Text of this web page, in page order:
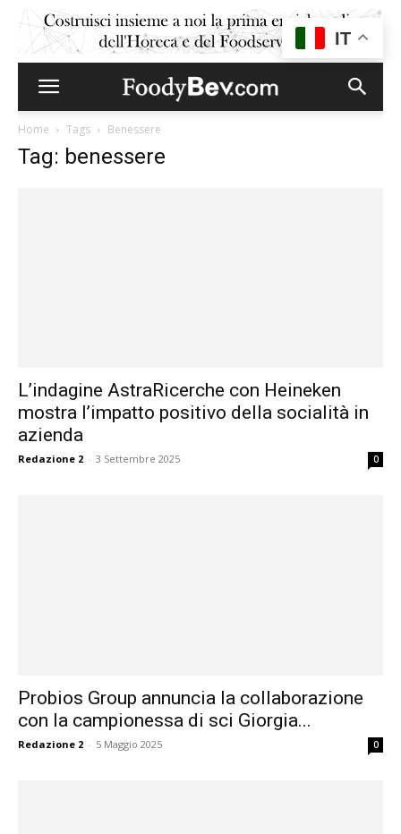
Home Tags Benessere
Tag: benessere
L’indagine AstraRicerche con Heineken
mostra l’impatto positivo della socialità in
azienda
Redazione 2 - 3 Settembre 2025 0
Probios Group annuncia la collaborazione
con la campionessa di sci Giorgia...
Redazione 2 - 5 Maggio 2025 0
IT